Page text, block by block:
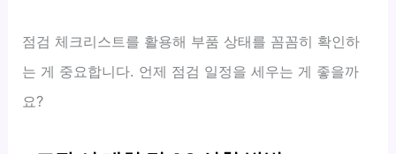
점검 체크리스트를 활용해 부품 상태를 꼼꼼히 확인하
는 게 중요합니다. 언제 점검 일정을 세우는 게 좋을까
요?